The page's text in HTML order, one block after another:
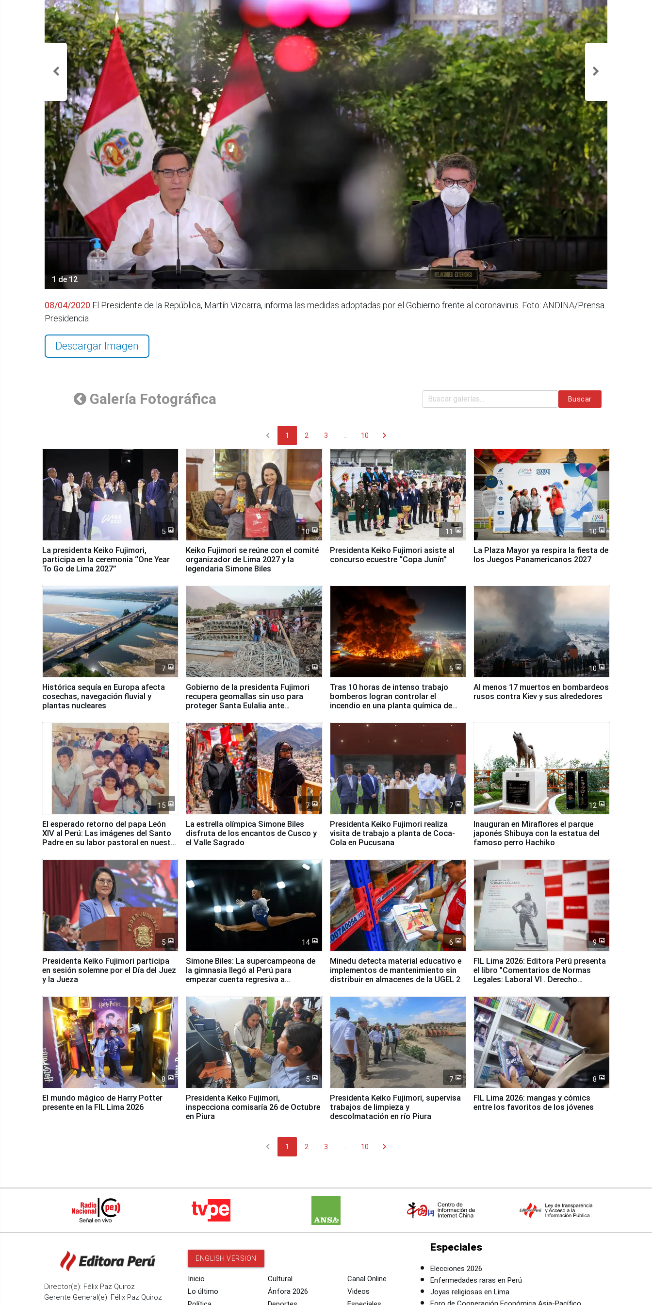
1 de 12
08/04/2020 El Presidente de la República, Martín Vizcarra, informa las medidas adoptadas por el Gobierno frente al coronavirus. Foto: ANDINA/Prensa
Presidencia
Descargar Imagen
Galería Fotográfica Buscar
chevron_left 1 2 3 10 chevron_right
5
La presidenta Keiko Fujimori,
participa en la ceremonia “One Year
To Go de Lima 2027”
10
Keiko Fujimori se reúne con el comité
organizador de Lima 2027 y la
legendaria Simone Biles
11
Presidenta Keiko Fujimori asiste al
concurso ecuestre “Copa Junín”
10
La Plaza Mayor ya respira la fiesta de
los Juegos Panamericanos 2027
7
Histórica sequía en Europa afecta
cosechas, navegación fluvial y
plantas nucleares
5
Gobierno de la presidenta Fujimori
recupera geomallas sin uso para
proteger Santa Eulalia ante
6
Tras 10 horas de intenso trabajo
bomberos logran controlar el
incendio en una planta química de
10
Al menos 17 muertos en bombardeos
rusos contra Kiev y sus alrededores
15
El esperado retorno del papa León
XIV al Perú: Las imágenes del Santo
Padre en su labor pastoral en nuestro
7
La estrella olímpica Simone Biles
disfruta de los encantos de Cusco y
el Valle Sagrado
7
Presidenta Keiko Fujimori realiza
visita de trabajo a planta de Coca-
Cola en Pucusana
12
Inauguran en Miraflores el parque
japonés Shibuya con la estatua del
famoso perro Hachiko
5
Presidenta Keiko Fujimori participa
en sesión solemne por el Día del Juez
y la Jueza
14
Simone Biles: La supercampeona de
la gimnasia llegó al Perú para
empezar cuenta regresiva a
6
Minedu detecta material educativo e
implementos de mantenimiento sin
distribuir en almacenes de la UGEL 2
9
FIL Lima 2026: Editora Perú presenta
el libro "Comentarios de Normas
Legales: Laboral Vl . Derecho
8
El mundo mágico de Harry Potter
presente en la FIL Lima 2026
5
Presidenta Keiko Fujimori,
inspecciona comisaría 26 de Octubre
en Piura
7
Presidenta Keiko Fujimori, supervisa
trabajos de limpieza y
descolmatación en río Piura
8
FIL Lima 2026: mangas y cómics
entre los favoritos de los jóvenes
chevron_left 1 2 3 10 chevron_right
Director(e): Félix Paz Quiroz
Gerente General(e): Félix Paz Quiroz
ENGLISH VERSION
Inicio
Lo último
Cultural
Ánfora 2026
Canal Online
Videos
Especiales
Elecciones 2026
Enfermedades raras en Perú
Joyas religiosas en Lima